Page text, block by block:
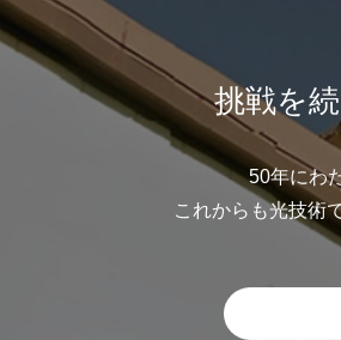
挑戦を
50年にわ
これからも光技術